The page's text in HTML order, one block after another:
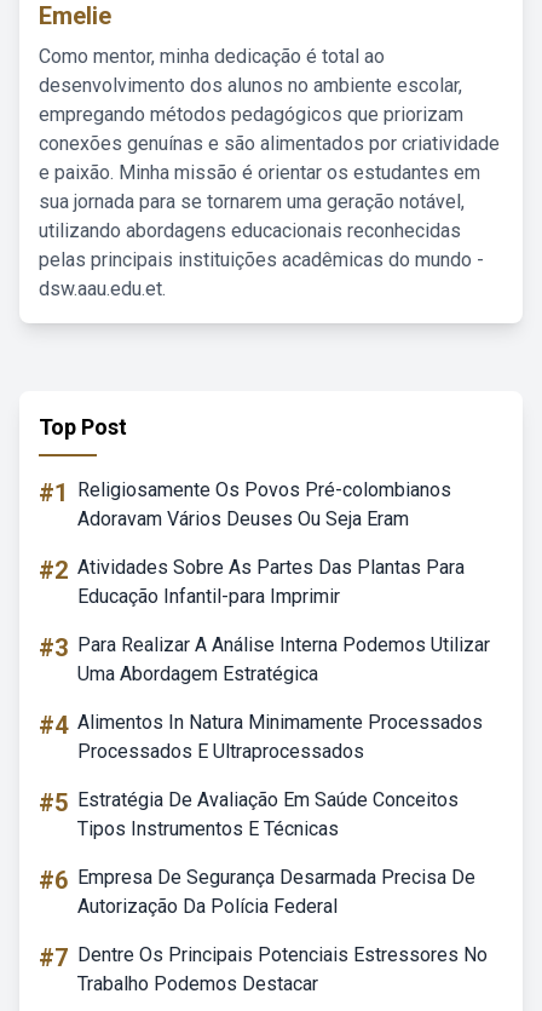
Emelie
Como mentor, minha dedicação é total ao
desenvolvimento dos alunos no ambiente escolar,
empregando métodos pedagógicos que priorizam
conexões genuínas e são alimentados por criatividade
e paixão. Minha missão é orientar os estudantes em
sua jornada para se tornarem uma geração notável,
utilizando abordagens educacionais reconhecidas
pelas principais instituições acadêmicas do mundo -
dsw.aau.edu.et.
Top Post
#1
Religiosamente Os Povos Pré-colombianos
Adoravam Vários Deuses Ou Seja Eram
#2 Atividades Sobre As Partes Das Plantas Para
Educação Infantil-para Imprimir
#3 Para Realizar A Análise Interna Podemos Utilizar
Uma Abordagem Estratégica
#4 Alimentos In Natura Minimamente Processados
Processados E Ultraprocessados
#5 Estratégia De Avaliação Em Saúde Conceitos
Tipos Instrumentos E Técnicas
#6 Empresa De Segurança Desarmada Precisa De
Autorização Da Polícia Federal
#7 Dentre Os Principais Potenciais Estressores No
Trabalho Podemos Destacar